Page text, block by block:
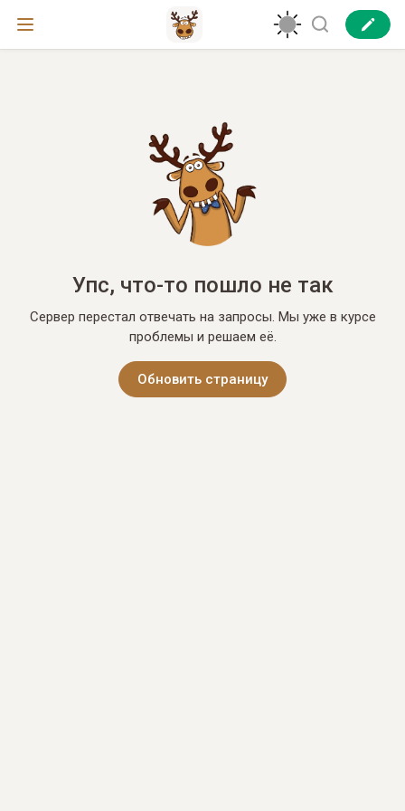
Упс, что-то пошло не так
Сервер перестал отвечать на запросы. Мы уже в курсе
проблемы и решаем её.
Обновить страницу